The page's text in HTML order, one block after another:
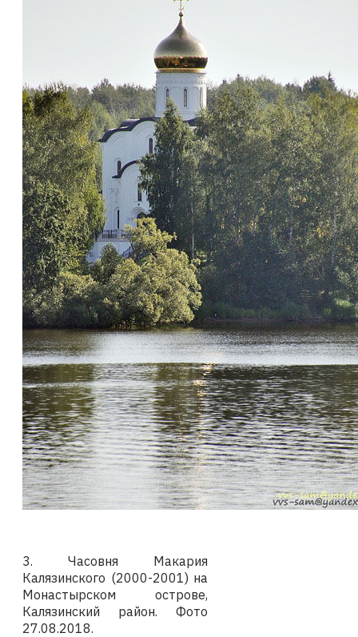
3. Часовня Макария
Калязинского (2000-2001) на
Монастырском острове,
Калязинский район. Фото
27.08.2018.